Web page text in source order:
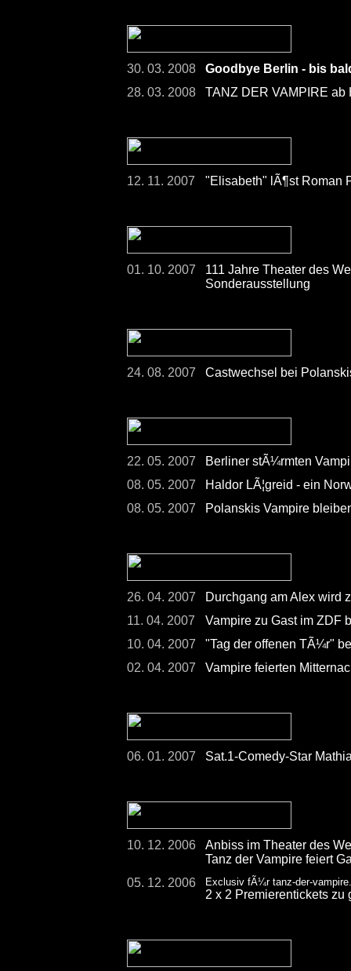
30. 03. 2008
Goodbye Berlin - bis
28. 03. 2008
TANZ DER VAMPIRE ab
12. 11. 2007 "Elisabeth" lÃ¶st Roman
01. 10. 2007
111 Jahre Theater des
Sonderausstellung
24. 08. 2007 Castwechsel bei
22. 05. 2007
Berliner stÃ¼rmten
08. 05. 2007
Haldor LÃ¦greid - ein
08. 05. 2007
Polanskis Vampire
26. 04. 2007
Durchgang am Alex wird
11. 04. 2007
Vampire zu Gast im ZDF
10. 04. 2007
"Tag der offenen TÃ¼r"
02. 04. 2007
Vampire feierten
06. 01. 2007 Sat.1-Comedy-Star
10. 12. 2006
Anbiss im Theater des
Tanz der Vampire feiert
05. 12. 2006
Exclusiv fÃ¼r tanz-der-
2 x 2 Premierentickets zu